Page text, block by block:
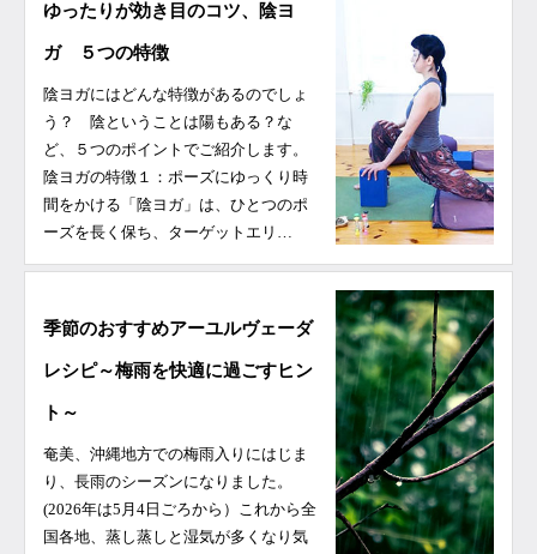
ゆったりが効き目のコツ、陰ヨ
ガ ５つの特徴
陰ヨガにはどんな特徴があるのでしょ
う？ 陰ということは陽もある？な
ど、５つのポイントでご紹介します。
陰ヨガの特徴１：ポーズにゆっくり時
間をかける「陰ヨガ」は、ひとつのポ
ーズを長く保ち、ターゲットエリ…
季節のおすすめアーユルヴェーダ
レシピ～梅雨を快適に過ごすヒン
ト～
奄美、沖縄地方での梅雨入りにはじま
り、長雨のシーズンになりました。
(2026年は5月4日ごろから）これから全
国各地、蒸し蒸しと湿気が多くなり気